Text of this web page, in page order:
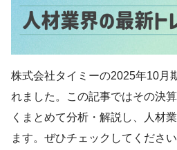
株式会社タイミーの2025年10月
れました。この記事ではその決
くまとめて分析・解説し、人材
ます。ぜひチェックしてください